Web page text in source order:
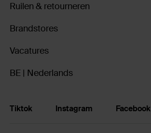
Ruilen & retourneren
Brandstores
Vacatures
BE | Nederlands
Tiktok Instagram Facebook